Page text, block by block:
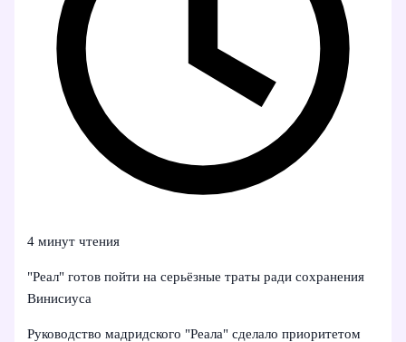
4 минут чтения
"Реал" готов пойти на серьёзные траты ради сохранения
Винисиуса
Руководство мадридского "Реала" сделало приоритетом